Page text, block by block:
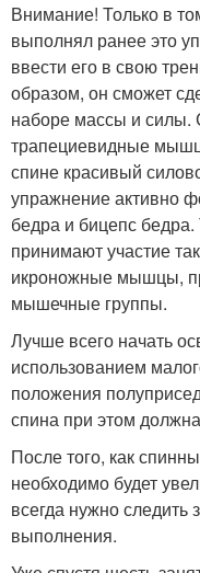
Внимание! Только в
выполнял ранее это
ввести его в свою
образом, он сможет
наборе массы и силы.
трапециевидные
спине красивый
упражнение активно
бедра и бицепс бедра.
принимают участие
икроножные мышцы,
мышечные группы.
Лучше всего начать
использованием
положения
спина при этом
После того, как
необходимо будет
всегда нужно следить
выполнения.